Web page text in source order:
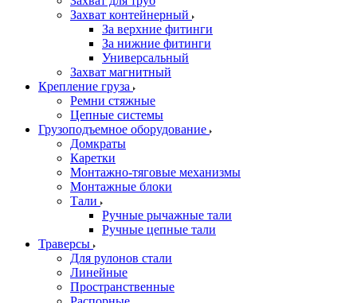
Захват контейнерный
За верхние фитинги
За нижние фитинги
Универсальный
Захват магнитный
Крепление груза
Ремни стяжные
Цепные системы
Грузоподъемное оборудование
Домкраты
Каретки
Монтажно-тяговые механизмы
Монтажные блоки
Тали
Ручные рычажные тали
Ручные цепные тали
Траверсы
Для рулонов стали
Линейные
Пространственные